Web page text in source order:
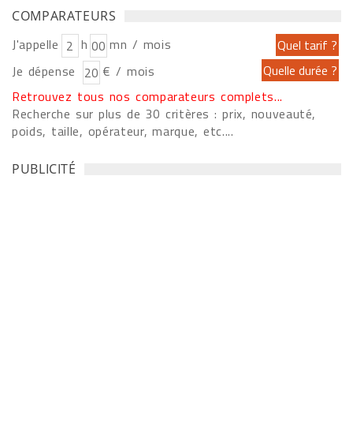
COMPARATEURS
J'appelle h
mn / mois
Je dépense
€ / mois
Retrouvez tous nos comparateurs complets...
Recherche sur plus de 30 critères : prix, nouveauté,
poids, taille, opérateur, marque, etc....
PUBLICITÉ